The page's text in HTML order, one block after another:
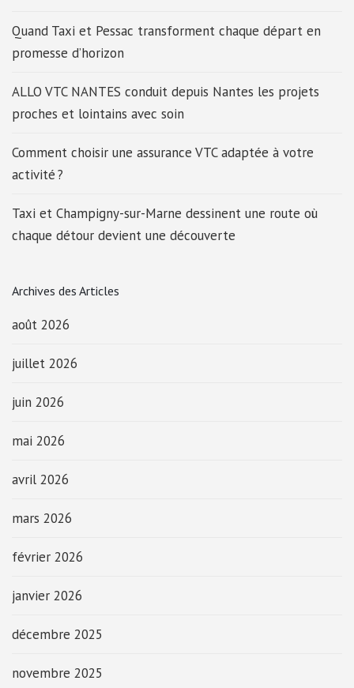
Quand Taxi et Pessac transforment chaque départ en
promesse d’horizon
ALLO VTC NANTES conduit depuis Nantes les projets
proches et lointains avec soin
Comment choisir une assurance VTC adaptée à votre
activité ?
Taxi et Champigny-sur-Marne dessinent une route où
chaque détour devient une découverte
Archives des Articles
août 2026
juillet 2026
juin 2026
mai 2026
avril 2026
mars 2026
février 2026
janvier 2026
décembre 2025
novembre 2025